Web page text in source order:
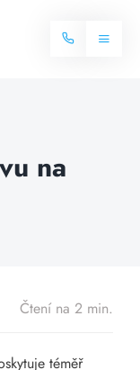
Toggle
na
Čtení na 2 min.
téměř